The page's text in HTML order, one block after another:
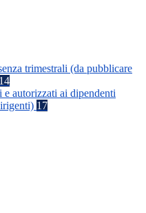
trimestrali (da pubblicare
14
autorizzati ai dipendenti
17